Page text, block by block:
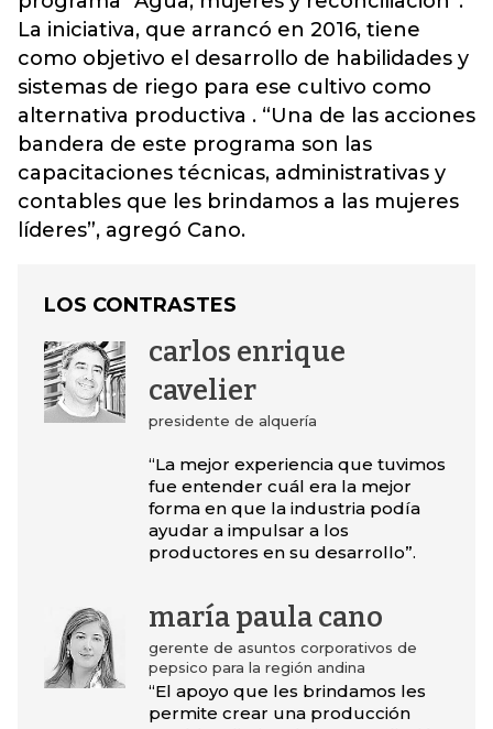
La iniciativa, que arrancó en 2016, tiene
como objetivo el desarrollo de habilidades y
sistemas de riego para ese cultivo como
alternativa productiva . “Una de las acciones
bandera de este programa son las
capacitaciones técnicas, administrativas y
contables que les brindamos a las mujeres
líderes”, agregó Cano.
LOS CONTRASTES
carlos enrique
cavelier
presidente de alquería
“La mejor experiencia que tuvimos
fue entender cuál era la mejor
forma en que la industria podía
ayudar a impulsar a los
productores en su desarrollo”.
maría paula cano
gerente de asuntos corporativos de
pepsico para la región andina
“El apoyo que les brindamos les
permite crear una producción